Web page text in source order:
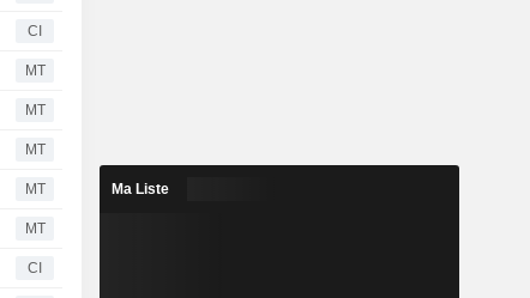
CI
MT
MT
MT
MT
MT
CI
Ma Liste